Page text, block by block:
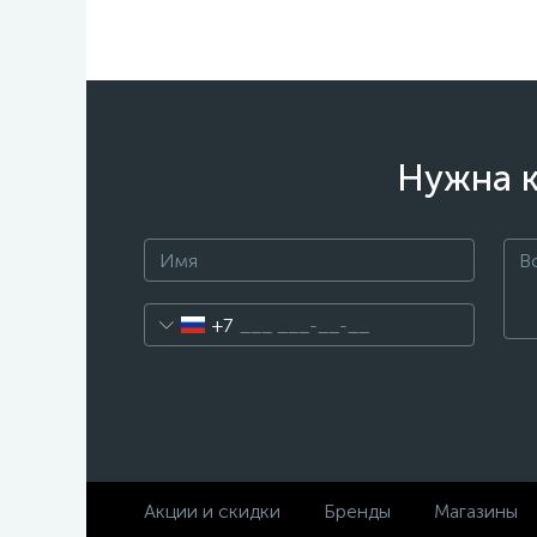
Нужна
+7
Акции и скидки Бренды Магазины